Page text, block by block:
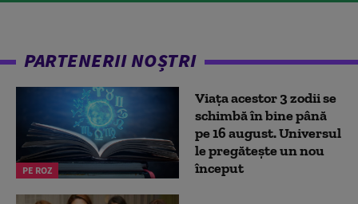
PARTENERII NOȘTRI
PE ROZ
Viața acestor 3 zodii se
schimbă în bine până
pe 16 august. Universul
le pregătește un nou
început